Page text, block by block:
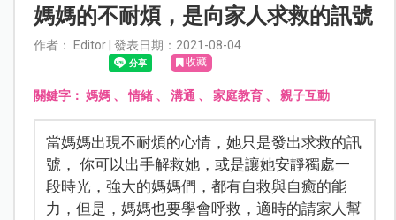
媽媽的不耐煩，是向家人求救的訊號
作者： Editor | 發表日期：2021-08-04
收藏
關鍵字： 媽媽、情緒、 溝通 、 家庭教育、 親子互動
當媽媽出現不耐煩的心情，她只是發出求救的訊
號， 你可以出手解救她，或是讓她安靜獨處一
段時光，強大的媽媽們，都有自救與自癒的能
力，但是，媽媽也要學會呼救，適時的請家人幫